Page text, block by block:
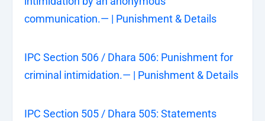
communication.— | Punishment & Details
IPC Section 506 / Dhara 506: Punishment for
criminal intimidation.— | Punishment & Details
IPC Section 505 / Dhara 505: Statements